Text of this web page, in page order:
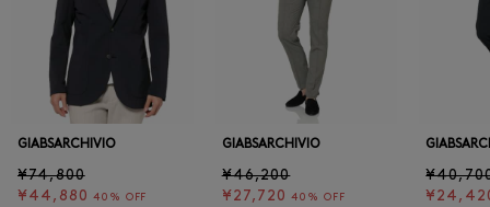
GIABSARCHIVIO
¥74,800
¥44,880 40% OFF
GIABSARCHIVIO
¥46,200
¥27,720 40% OFF